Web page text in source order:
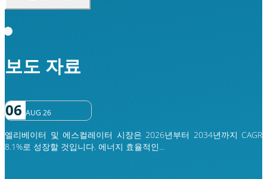
보도 자료
06 AUG 26
엘리베이터 및 에스컬레이터 시장은 2026년부터 2034년까지 CAGR
8.1%로 성장할 것입니다. 에너지 효율적인...